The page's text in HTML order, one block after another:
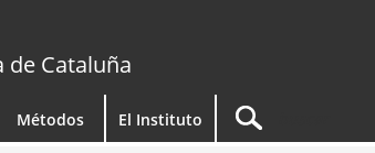
de Cataluña
Métodos El Instituto